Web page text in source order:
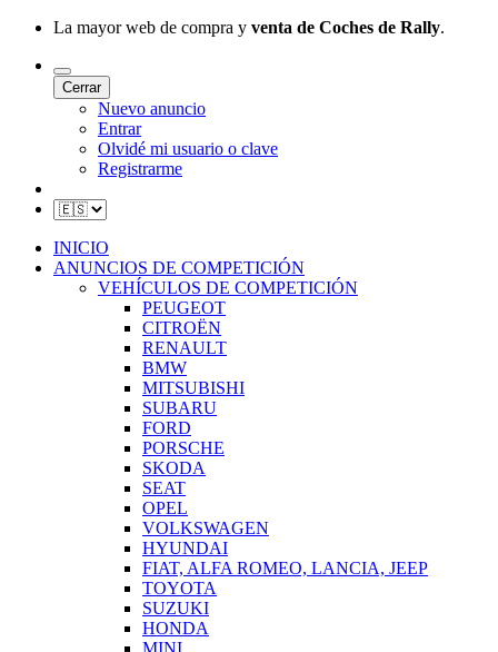
La mayor web de compra y venta de Coches de Rally.
Cerrar
Nuevo anuncio
Entrar
Olvidé mi usuario o clave
Registrarme
INICIO
ANUNCIOS DE COMPETICIÓN
VEHÍCULOS DE COMPETICIÓN
PEUGEOT
CITROËN
RENAULT
BMW
MITSUBISHI
SUBARU
FORD
PORSCHE
SKODA
SEAT
OPEL
VOLKSWAGEN
HYUNDAI
FIAT, ALFA ROMEO, LANCIA, JEEP
TOYOTA
SUZUKI
HONDA
MINI